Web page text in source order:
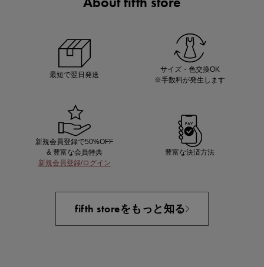
最短で翌日発送
サイズ・色交換OK
※手数料が発生します
新規会員登録で50%OFF
& 豊富な会員特典
新規会員登録/ログイン
豊富な決済方法
fifth storeをもっと知る